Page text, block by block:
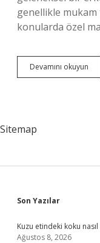
genellikle
konularda özel
Devamını okuyun
Ne
Sitemap
Sidebar
Son Yazılar
Kuzu etindeki koku
Ağustos 8, 2026